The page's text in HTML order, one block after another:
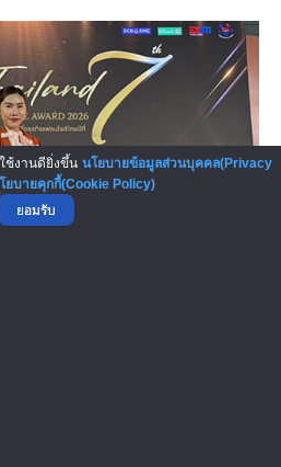
ช้งานดียิ่งขึ้น นโยบายข้อมูลส่วนบุคคล(Privacy
ยบายคุกกี้(Cookie Policy)
ยอมรับ